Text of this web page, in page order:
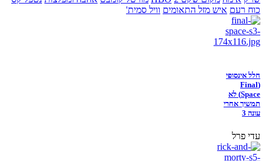
כוח רעם איש מזל התאומים וויל סמית'
חלל אינסופי
(Final
Space) לא
תמשיך אחרי
עונה 3
עדי פרל